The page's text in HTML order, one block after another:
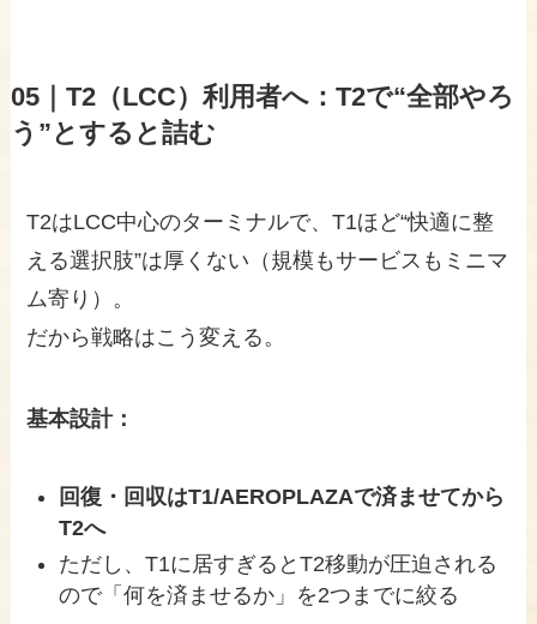
05｜T2（LCC）利用者へ：T2で“全部やろ
う”とすると詰む
T2はLCC中心のターミナルで、T1ほど“快適に整
える選択肢”は厚くない（規模もサービスもミニマ
ム寄り）。
だから戦略はこう変える。
基本設計：
回復・回収はT1/AEROPLAZAで済ませてから
T2へ
ただし、T1に居すぎるとT2移動が圧迫される
ので「何を済ませるか」を2つまでに絞る